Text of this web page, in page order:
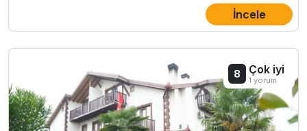
İncele
8 Çok iyi
1 yorum